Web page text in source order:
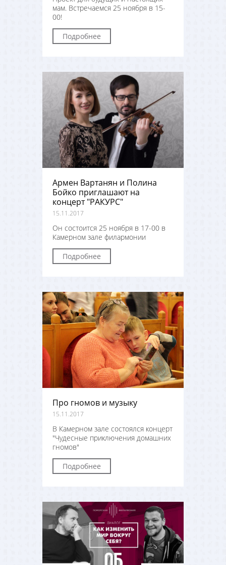
мам. Встречаемся 25 ноября в 15-
00!
Подробнее
Армен Вартанян и Полина
Бойко приглашают на
концерт "РАКУРС"
15.11.2017
Он состоится 25 ноября в 17-00 в
Камерном зале филармонии
Подробнее
Про гномов и музыку
15.11.2017
В Камерном зале состоялся концерт
"Чудесные приключения домашних
гномов"
Подробнее